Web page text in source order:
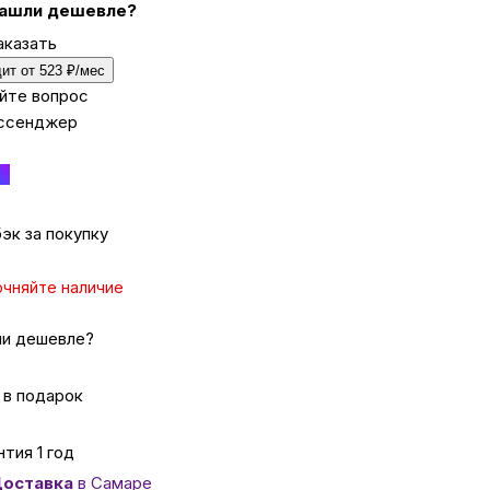
дешевле?
от 523 ₽/мес
вопрос
за покупку
наличие
дешевле?
подарок
1 год
в Самаре